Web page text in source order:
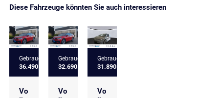
Diese Fahrzeuge könnten Sie auch interessieren
Gebrauchtfahrzeug
36.490 €
Vo
Gebrauchtfahrzeug
32.690 €
Vo
Gebrauchtfahrzeug
31.890 €
Vo